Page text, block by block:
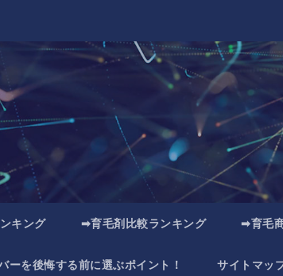
キング ➡育毛剤比較ランキング ➡育毛
ーを後悔する前に選ぶポイント！ サイトマッ